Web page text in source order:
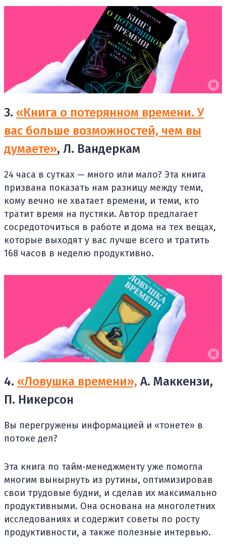
3. «Книга о потерянном времени. У
вас больше возможностей, чем вы
думаете», Л. Вандеркам
24 часа в сутках — много или мало? Эта книга
призвана показать нам разницу между теми,
кому вечно не хватает времени, и теми, кто
тратит время на пустяки. Автор предлагает
сосредоточиться в работе и дома на тех вещах,
которые выходят у вас лучше всего и тратить
168 часов в неделю продуктивно.
4. «Ловушка времени», А. Маккензи,
П. Никерсон
Вы перегружены информацией и «тонете» в
потоке дел?
Эта книга по тайм-менеджменту уже помогла
многим вынырнуть из рутины, оптимизировав
свои трудовые будни, и сделав их максимально
продуктивными. Она основана на многолетних
исследованиях и содержит советы по росту
продуктивности, а также полезные интервью.